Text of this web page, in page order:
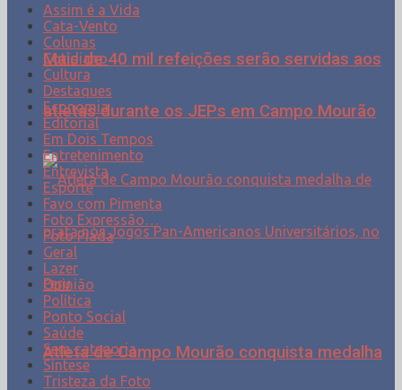
Mais de 40 mil refeições serão servidas aos
atletas durante os JEPs em Campo Mourão
Atleta de Campo Mourão conquista medalha
Assim é a Vida
Cata-Vento
Colunas
Cotidiano
Cultura
Destaques
Economia
Editorial
Em Dois Tempos
Entretenimento
Entrevista
Esporte
Favo com Pimenta
Foto Expressão…
Foto Piada
Geral
Lazer
Opinião
Política
Ponto Social
Saúde
Sem categoria
Síntese
Tristeza da Foto